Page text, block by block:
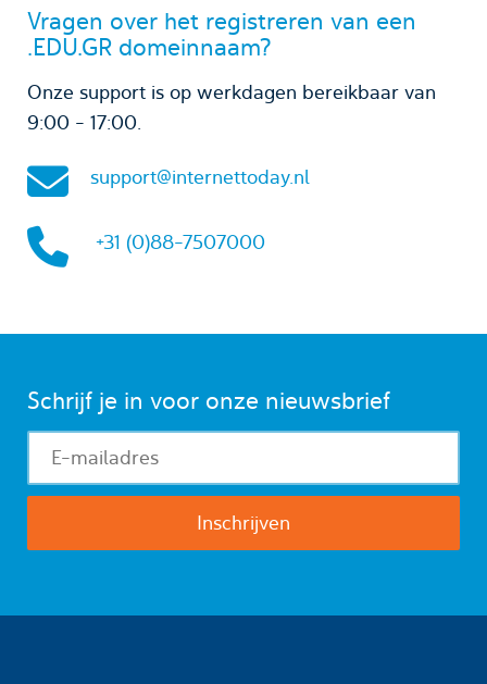
Vragen over het registreren van een
.EDU.GR domeinnaam?
Onze support is op werkdagen bereikbaar van
9:00 - 17:00.
support@internettoday.nl
+31 (0)88-7507000
Schrijf je in voor onze nieuwsbrief